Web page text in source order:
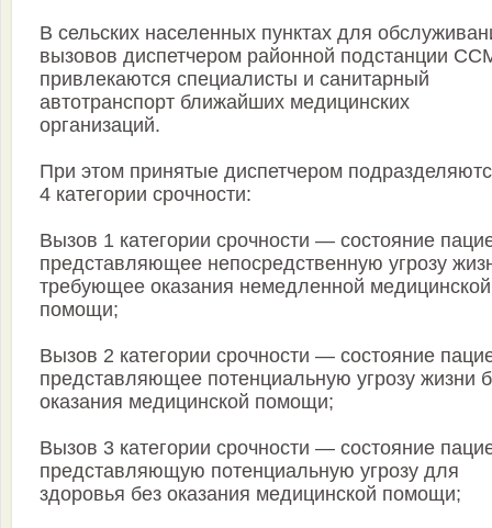
В сельских населенных пунктах для
вызовов диспетчером районной подстанции
привлекаются специалисты и санитарный
автотранспорт ближайших медицинских
организаций.
При этом принятые диспетчером
4 категории срочности:
Вызов 1 категории срочности — состояние
представляющее непосредственную угрозу
требующее оказания немедленной медицинской
помощи;
Вызов 2 категории срочности — состояние
представляющее потенциальную угрозу жизни
оказания медицинской помощи;
Вызов 3 категории срочности — состояние
представляющую потенциальную угрозу для
здоровья без оказания медицинской помощи;